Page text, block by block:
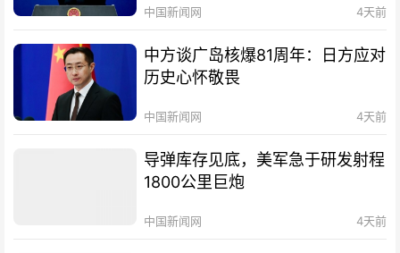
中国新闻网 4天前
中方谈广岛核爆81周年：日方应对
历史心怀敬畏
中国新闻网 4天前
导弹库存见底，美军急于研发射程
1800公里巨炮
中国新闻网 4天前